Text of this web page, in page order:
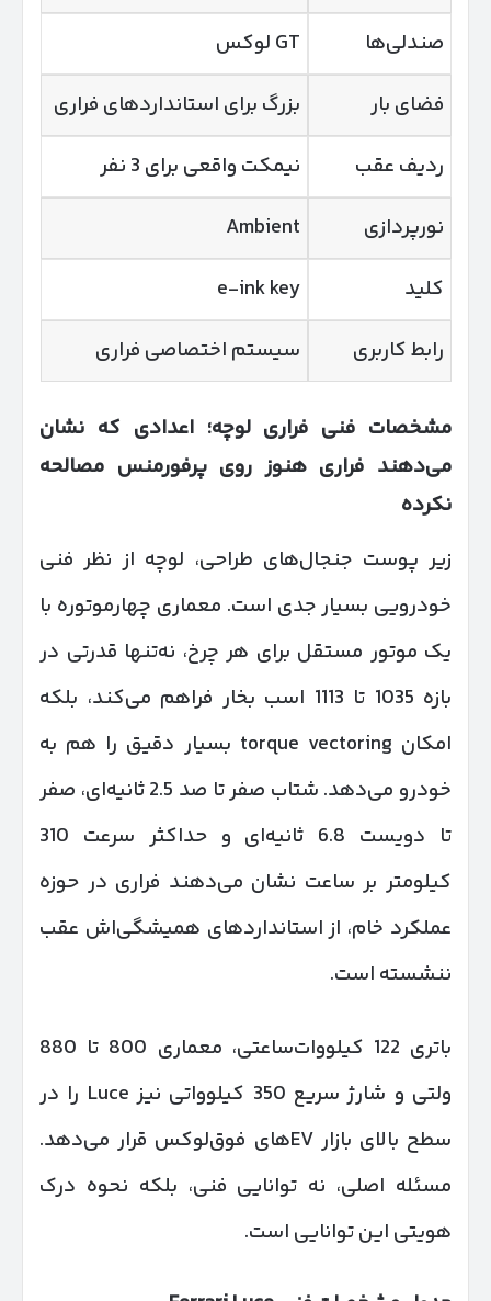
صندلی‌ها
GT لوکس
فضای بار
بزرگ برای استانداردهای فراری
ردیف عقب
نیمکت واقعی برای 3 نفر
نورپردازی
Ambient
کلید
e-ink key
رابط کاربری
سیستم اختصاصی فراری
مشخصات فنی فراری لوچه؛ اعدادی که نشان
می‌دهند فراری هنوز روی پرفورمنس مصالحه
نکرده
زیر پوست جنجال‌های طراحی، لوچه از نظر فنی
خودرویی بسیار جدی است. معماری چهارموتوره با
یک موتور مستقل برای هر چرخ، نه‌تنها قدرتی در
بازه 1035 تا 1113 اسب بخار فراهم می‌کند، بلکه
امکان torque vectoring بسیار دقیق را هم به
خودرو می‌دهد. شتاب صفر تا صد 2.5 ثانیه‌ای، صفر
تا دویست 6.8 ثانیه‌ای و حداکثر سرعت 310
کیلومتر بر ساعت نشان می‌دهند فراری در حوزه
عملکرد خام، از استانداردهای همیشگی‌اش عقب
ننشسته است.
باتری 122 کیلووات‌ساعتی، معماری 800 تا 880
ولتی و شارژ سریع 350 کیلوواتی نیز Luce را در
سطح بالای بازار EVهای فوق‌لوکس قرار می‌دهد.
مسئله اصلی، نه توانایی فنی، بلکه نحوه درک
هویتی این توانایی است.